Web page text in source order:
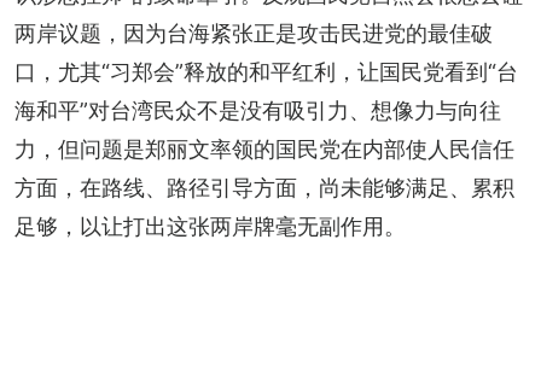
两岸议题，因为台海紧张正是攻击民进党的最佳破
口，尤其“习郑会”释放的和平红利，让国民党看到“台
海和平”对台湾民众不是没有吸引力、想像力与向往
力，但问题是郑丽文率领的国民党在内部使人民信任
方面，在路线、路径引导方面，尚未能够满足、累积
足够，以让打出这张两岸牌毫无副作用。